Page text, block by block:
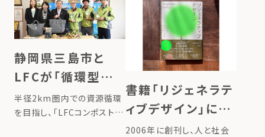
静岡県三島市と
LFCが「循環型ライ
フスタイルへの転
換に向けた取組に
半径2km圏内での資源循環
を目指し、「LFCコンポスト」
書籍「リジェネラテ
ィブデザイン」に、
代表たいらの半径
2006年に創刊し、人と社会